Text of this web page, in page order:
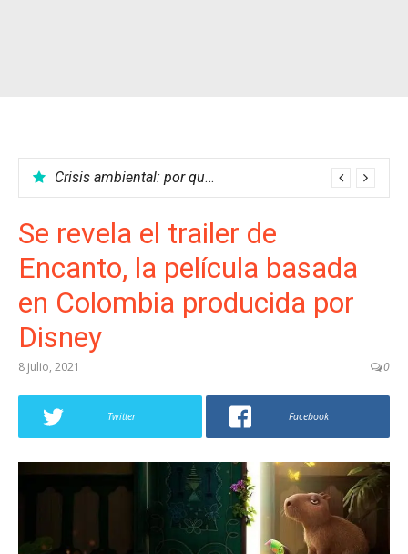
Crisis ambiental: por qué no podemos parar el calentamiento global
Se revela el trailer de
Encanto, la película basada
en Colombia producida por
Disney
8 julio, 2021 0
Twitter Facebook